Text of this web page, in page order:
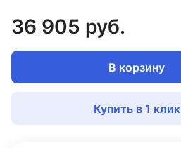
36 905 руб.
В корзину
Купить в 1 клик